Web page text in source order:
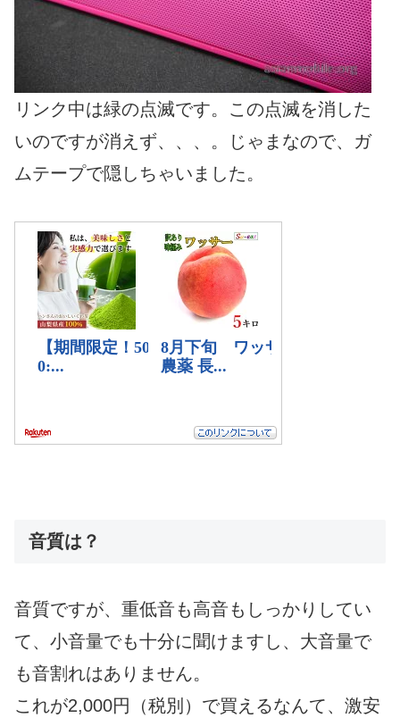
リンク中は緑の点滅です。この点滅を消した
いのですが消えず、、、。じゃまなので、ガ
ムテープで隠しちゃいました。
音質は？
音質ですが、重低音も高音もしっかりしてい
て、小音量でも十分に聞けますし、大音量で
も音割れはありません。
これが2,000円（税別）で買えるなんて、激安